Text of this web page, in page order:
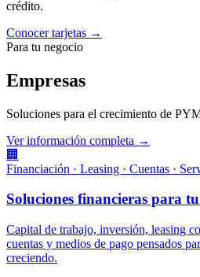
crédito.
Conocer tarjetas →
Para tu negocio
Empresas
Soluciones para el crecimiento de
Ver información completa →
🏢
Financiación · Leasing · Cuentas ·
Soluciones financieras para
Capital de trabajo, inversión, leasing
cuentas y medios de pago pensados
creciendo.